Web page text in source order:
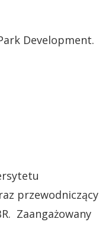
Development.
przewodniczący
Zaangażowany